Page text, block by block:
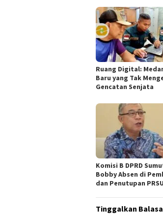
Ruang Digital:
Baru yang Tak
Gencatan Senjata
Komisi B DPRD
Bobby Absen di
dan Penutupan PRSU
Tinggalkan